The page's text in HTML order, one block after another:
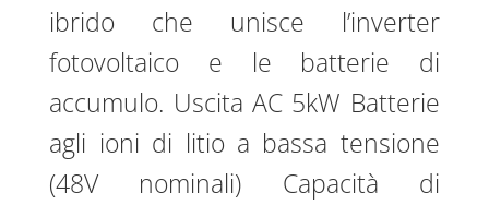
ibrido che unisce l’inverter
fotovoltaico e le batterie di
accumulo. Uscita AC 5kW Batterie
agli ioni di litio a bassa tensione
(48V nominali) Capacità di